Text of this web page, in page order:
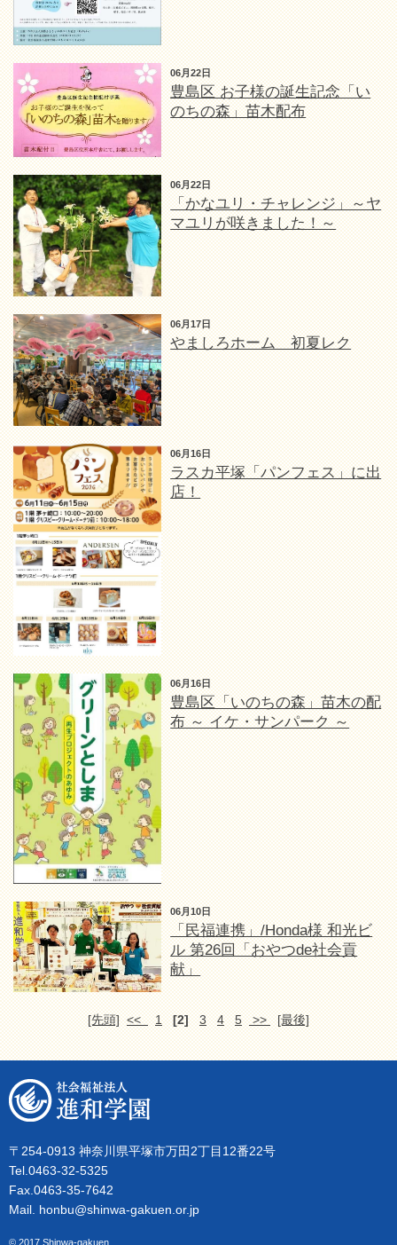
06月22日
豊島区 お子様の誕生記念「い
のちの森」苗木配布
06月22日
「かなユリ・チャレンジ」～ヤ
マユリが咲きました！～
06月17日
やましろホーム 初夏レク
06月16日
ラスカ平塚「パンフェス」に出
店！
06月16日
豊島区「いのちの森」苗木の配
布 ～ イケ・サンパーク ～
06月10日
「民福連携」/Honda様 和光ビ
ル 第26回「おやつde社会貢
献」
[先頭] << 1 [2] 3 4 5 >> [最後]
〒254-0913 神奈川県平塚市万田2丁目12番22号
Tel.0463-32-5325
Fax.0463-35-7642
Mail. honbu@shinwa-gakuen.or.jp
© 2017 Shinwa-gakuen.